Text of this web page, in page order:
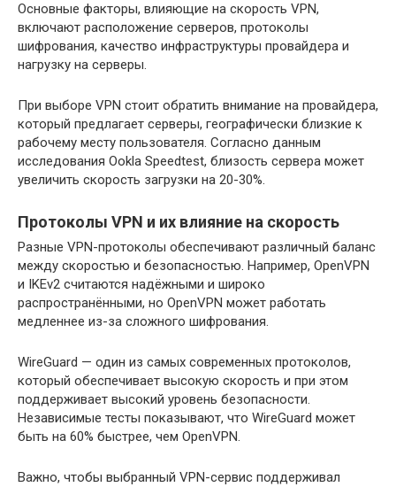
Основные факторы, влияющие на скорость VPN,
включают расположение серверов, протоколы
шифрования, качество инфраструктуры провайдера и
нагрузку на серверы.
При выборе VPN стоит обратить внимание на провайдера,
который предлагает серверы, географически близкие к
рабочему месту пользователя. Согласно данным
исследования Ookla Speedtest, близость сервера может
увеличить скорость загрузки на 20-30%.
Протоколы VPN и их влияние на скорость
Разные VPN-протоколы обеспечивают различный баланс
между скоростью и безопасностью. Например, OpenVPN
и IKEv2 считаются надёжными и широко
распространёнными, но OpenVPN может работать
медленнее из-за сложного шифрования.
WireGuard — один из самых современных протоколов,
который обеспечивает высокую скорость и при этом
поддерживает высокий уровень безопасности.
Независимые тесты показывают, что WireGuard может
быть на 60% быстрее, чем OpenVPN.
Важно, чтобы выбранный VPN-сервис поддерживал